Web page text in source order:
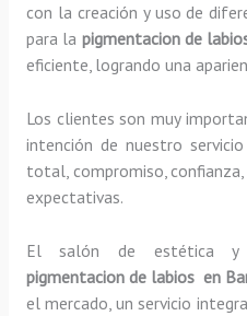
con la creación y uso de
para la pigmentacion de
eficiente, logrando una
Los clientes son muy
intención de nuestro
total, compromiso,
expectativas.
El salón de estética y
pigmentacion de labios en
el mercado, un servicio